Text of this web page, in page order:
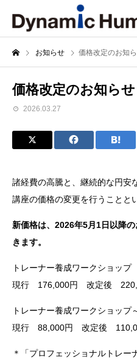
お知らせ 価格改定のお知
価格改定のお知らせ
2026.03.27
諸経費の高騰と、継続的な円安
講座の価格の変更を行うことと
新価格は、2026年5月1日以降
きます。
トレーナー養成ワークショップ
現行 176,000円 改定後
トレーナー養成ワークショップ
現行 88,000円 改定後
＊「プロフェッショナルトレー